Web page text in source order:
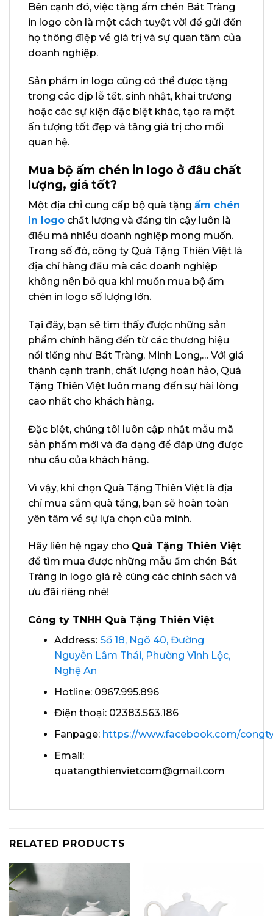
Bên cạnh đó, việc tặng ấm chén Bát Tràng
in logo còn là một cách tuyệt vời để gửi đến
họ thông điệp về giá trị và sự quan tâm của
doanh nghiệp.
Sản phẩm in logo cũng có thể được tặng
trong các dịp lễ tết, sinh nhật, khai trương
hoặc các sự kiện đặc biệt khác, tạo ra một
ấn tượng tốt đẹp và tăng giá trị cho mối
quan hệ.
Mua bộ ấm chén in logo ở đâu chất
lượng, giá tốt?
Một địa chỉ cung cấp bộ quà tặng ấm chén
in logo chất lượng và đáng tin cậy luôn là
điều mà nhiều doanh nghiệp mong muốn.
Trong số đó, công ty Quà Tặng Thiên Việt là
địa chỉ hàng đầu mà các doanh nghiệp
không nên bỏ qua khi muốn mua bộ ấm
chén in logo số lượng lớn.
Tại đây, bạn sẽ tìm thấy được những sản
phẩm chính hãng đến từ các thương hiệu
nổi tiếng như Bát Tràng, Minh Long,… Với giá
thành cạnh tranh, chất lượng hoàn hảo, Quà
Tặng Thiên Việt luôn mang đến sự hài lòng
cao nhất cho khách hàng.
Đặc biệt, chúng tôi luôn cập nhật mẫu mã
sản phẩm mới và đa dạng để đáp ứng được
nhu cầu của khách hàng.
Vì vậy, khi chọn Quà Tặng Thiên Việt là địa
chỉ mua sắm quà tặng, bạn sẽ hoàn toàn
yên tâm về sự lựa chọn của mình.
Hãy liên hệ ngay cho Quà Tặng Thiên Việt
để tìm mua được những mẫu ấm chén Bát
Tràng in logo giá rẻ cùng các chính sách và
ưu đãi riêng nhé!
Công ty TNHH Quà Tặng Thiên Việt
Address: Số 18, Ngõ 40, Đường
Nguyễn Lâm Thái, Phường Vinh Lộc,
Nghệ An
Hotline: 0967.995.896
Điện thoại: 02383.563.186
Fanpage: https://www.facebook.com/
Email:
quatangthienvietcom@gmail.com
RELATED PRODUCTS